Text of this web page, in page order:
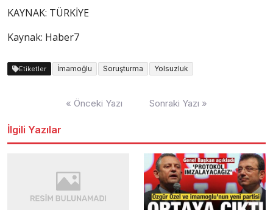
KAYNAK: TÜRKİYE
Kaynak: Haber7
Etiketler İmamoğlu Soruşturma Yolsuzluk
« Önceki Yazı Sonraki Yazı »
İlgili Yazılar